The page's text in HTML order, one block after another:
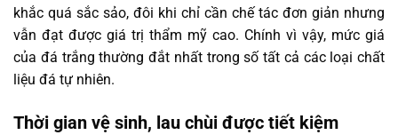
khắc quá sắc sảo, đôi khi chỉ cần chế tác đơn giản nhưng
vẫn đạt được giá trị thẩm mỹ cao. Chính vì vậy, mức giá
của đá trắng thường đắt nhất trong số tất cả các loại chất
liệu đá tự nhiên.
Thời gian vệ sinh, lau chùi được tiết kiệm